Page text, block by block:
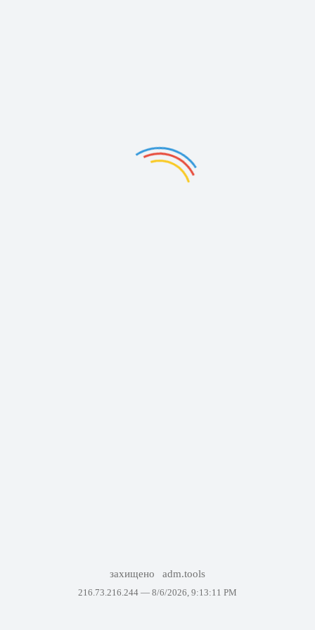
захищено adm.tools
216.73.216.244 — 8/6/2026, 9:13:11 PM